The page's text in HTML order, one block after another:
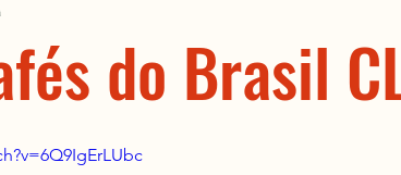
do Brasil